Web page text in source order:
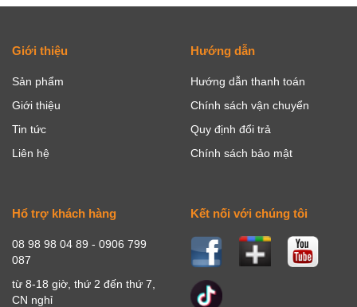
Giới thiệu
Sản phẩm
Giới thiệu
Tin tức
Liên hệ
Hướng dẫn
Hướng dẫn thanh toán
Chính sách vận chuyển
Quy định đổi trả
Chính sách bảo mật
Hổ trợ khách hàng
08 98 98 04 89 - 0906 799
087
từ 8-18 giờ, thứ 2 đến thứ 7,
CN nghỉ
Kết nối với chúng tôi